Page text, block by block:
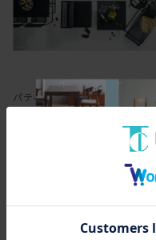
パティオ・プティ／マ・シリーズ